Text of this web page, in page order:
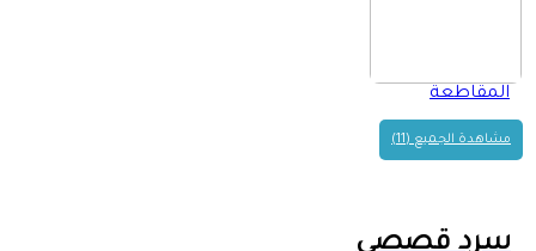
المقاطعة
مشاهدة الجميع (11)
سرد قصصي